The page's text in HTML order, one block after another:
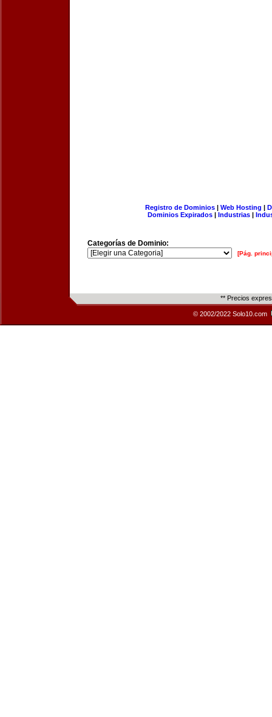
Registro de Dominios| Web Hosting |
Dominios Expirados | Industrias |
Categorías de Dominio:
[Pág.
** Precios
© 2002/2022 Solo10.com